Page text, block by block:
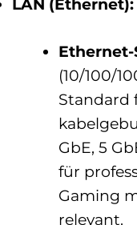
LAN (Ethernet):
(10/100/
Standard
GbE, 5
für
Gaming
relevant.